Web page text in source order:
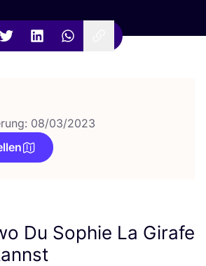
08/03/2023
Du Sophie La Girafe